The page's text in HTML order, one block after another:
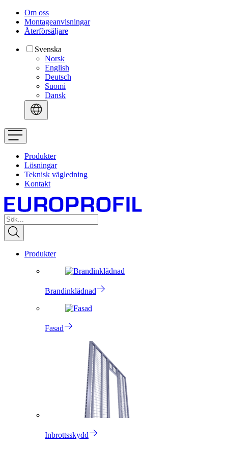
Om oss
Montageanvisningar
Återförsäljare
Svenska
Norsk
English
Deutsch
Suomi
Dansk
Produkter
Lösningar
Teknisk vägledning
Kontakt
Produkter
Brandinklädnad
Fasad
Inbrottsskydd